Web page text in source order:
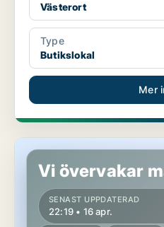
Västerort
Type
Butikslokal
Mer
Butikslokal i Västerort
Vi övervakar
SENAST UPPDATERAD
22:19 • 16 apr.